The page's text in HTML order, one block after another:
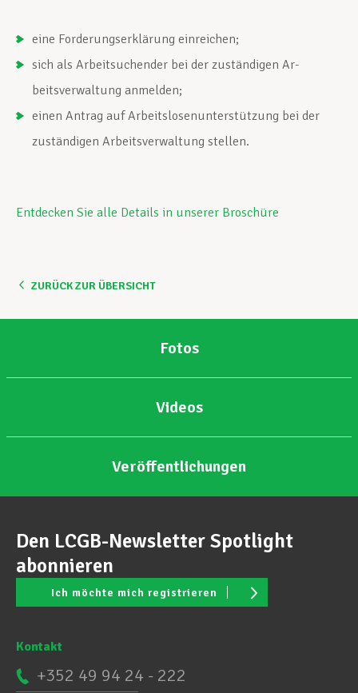
Mitglied werden
Aktuell
eine Forderungserklärung einreichen;
sich als Arbeitsuchender bei der zuständigen Ar­
beitsverwaltung anmelden;
einen Antrag auf Ar­beitslosenunterstützung bei der
zuständigen Ar­beitsverwaltung stellen.
Entdecken Sie alle Details in unserer Broschüre
ZURÜCK ZUR ÜBERSICHT
Fotos
Videos
Veröffentlichungen
Den LCGB-Newsletter Spotlight
abonnieren
Ich möchte mich registrieren
Kontakt
+352 49 94 24 - 222